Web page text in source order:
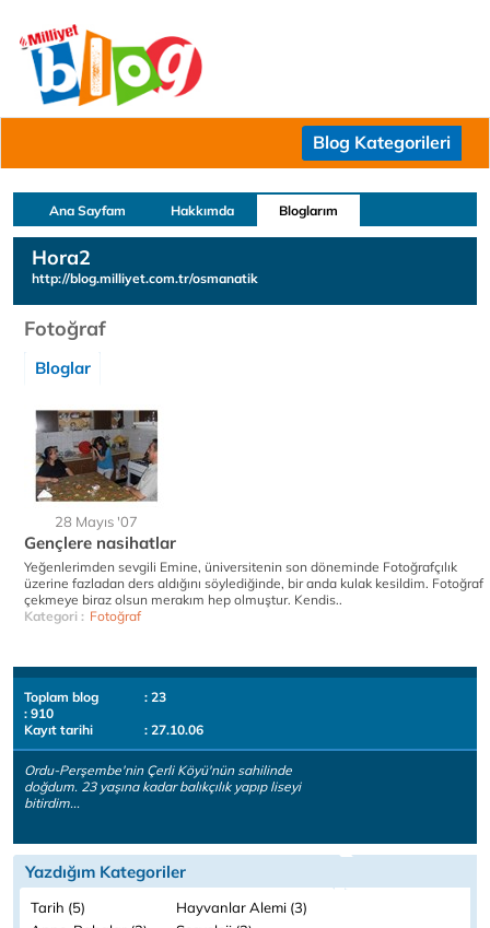
Blog Kategorileri
Ana Sayfam Hakkımda Bloglarım
Hora2
http://blog.milliyet.com.tr/osmanatik
Fotoğraf
Bloglar
28 Mayıs '07
Gençlere nasihatlar
Yeğenlerimden sevgili Emine, üniversitenin son döneminde Fotoğrafçılık
üzerine fazladan ders aldığını söylediğinde, bir anda kulak kesildim. Fotoğraf
çekmeye biraz olsun merakım hep olmuştur. Kendis..
Kategori : Fotoğraf
Toplam blog
: 23
: 910
Kayıt tarihi
: 27.10.06
Ordu-Perşembe'nin Çerli Köyü'nün sahilinde
doğdum. 23 yaşına kadar balıkçılık yapıp liseyi
bitirdim...
Yazdığım Kategoriler
Tarih (5)
Hayvanlar Alemi (3)